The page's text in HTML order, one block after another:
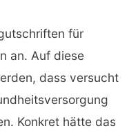
für
an. Auf diese
dass versucht
Konkret hätte das